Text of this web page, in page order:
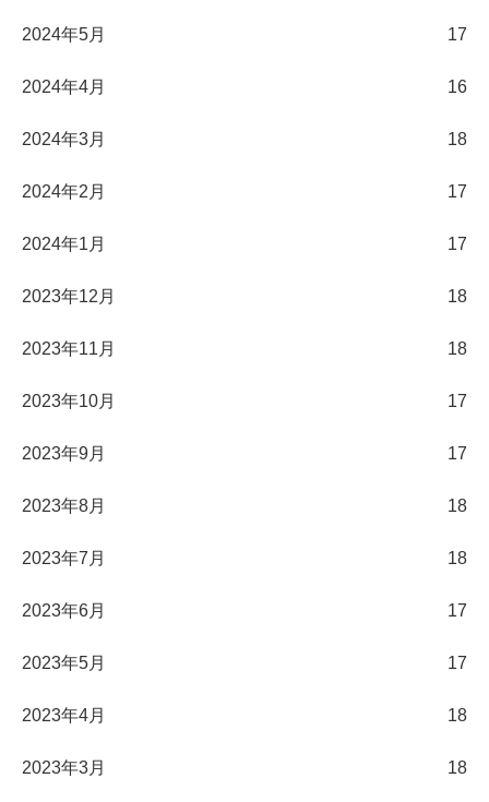
2024年5月 17
2024年4月 16
2024年3月 18
2024年2月 17
2024年1月 17
2023年12月 18
2023年11月 18
2023年10月 17
2023年9月 17
2023年8月 18
2023年7月 18
2023年6月 17
2023年5月 17
2023年4月 18
2023年3月 18